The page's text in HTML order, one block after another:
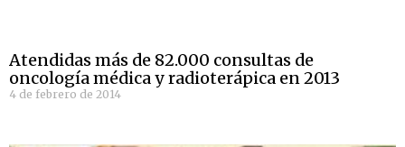
Atendidas más de 82.000 consultas de
oncología médica y radioterápica en 2013
4 de febrero de 2014